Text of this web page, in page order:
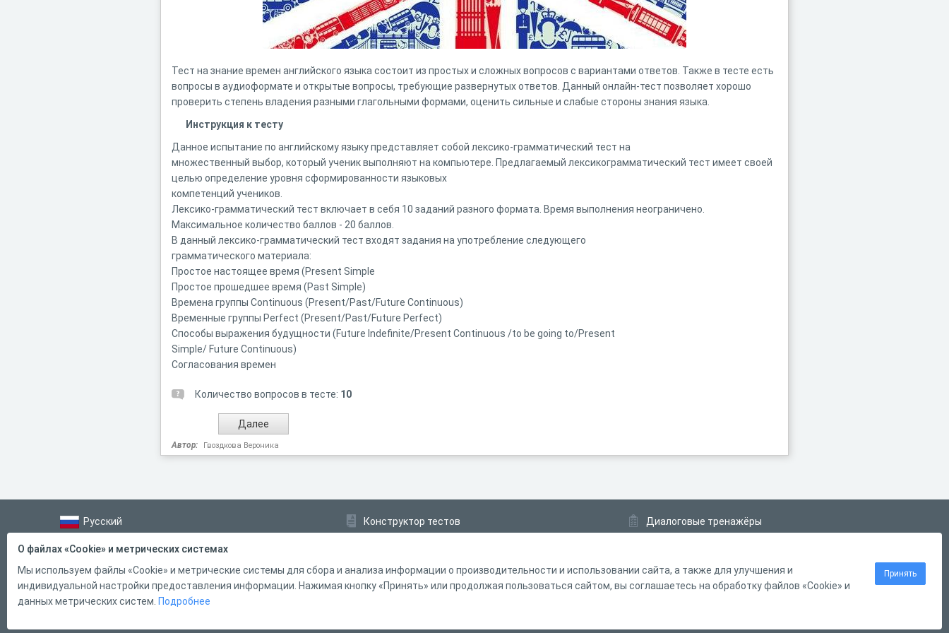
Тест на знание времен английского языка состоит из простых и сложных вопросов с вариантами ответов. Также в тесте есть
вопросы в аудиоформате и открытые вопросы, требующие развернутых ответов. Данный онлайн-тест позволяет хорошо
проверить степень владения разными глагольными формами, оценить сильные и слабые стороны знания языка.
Инструкция к тесту
Данное испытание по английскому языку представляет собой лексико-грамматический тест на
множественный выбор, который ученик выполняют на компьютере. Предлагаемый лексикограмматический тест имеет своей
целью определение уровня сформированности языковых
компетенций учеников.
Лексико-грамматический тест включает в себя 10 заданий разного формата. Время выполнения неограничено.
Максимальное количество баллов - 20 баллов.
В данный лексико-грамматический тест входят задания на употребление следующего
грамматического материала:
Простое настоящее время (Present Simple
Простое прошедшее время (Past Simple)
Времена группы Continuous (Present/Past/Future Continuous)
Временные группы Perfect (Present/Past/Future Perfect)
Способы выражения будущности (Future Indefinite/Present Continuous /to be going to/Present
Simple/ Future Continuous)
Согласования времен
Количество вопросов в тесте: 10
Автор: Гвоздкова Вероника
Русский
Справка
Форма обратной связи
Контакты
Конструктор тестов
Конструктор кроссвордов
Диалоговые тренажёры
Система Дистанционного Обучения
О файлах «Cookie» и метрических системах
Мы используем файлы «Cookie» и метрические системы для сбора и анализа информации о производительности и использовании сайта, а также для улучшения и
индивидуальной настройки предоставления информации. Нажимая кнопку «Принять» или продолжая пользоваться сайтом, вы соглашаетесь на обработку файлов «Cookie» и
данных метрических систем. Подробнее
Принять